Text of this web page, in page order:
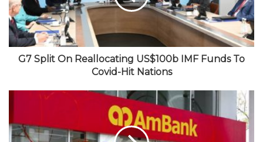
e
k r
e
a
m
G7 Split On Reallocating US$100b IMF Funds To
Covid-Hit Nations